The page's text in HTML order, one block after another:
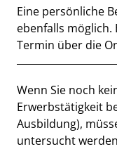
Eine persönliche
ebenfalls möglich.
Termin über die
Wenn Sie noch
Erwerbstätigkeit
Ausbildung),
untersucht